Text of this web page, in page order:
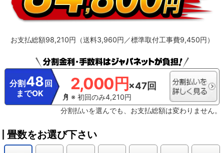
す。
お支払総額98,210円（送料3,960円／標準取付工事費9,450円）
分割 48 回
までOK
2,000円×47回
※ 初回のみ4,210円
分割払いを選んでも、お支払総額は変わりません。
畳数をお選び下さい